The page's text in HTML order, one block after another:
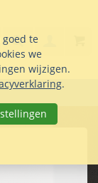
76 07 000
Search
te
we
wijzigen.
.